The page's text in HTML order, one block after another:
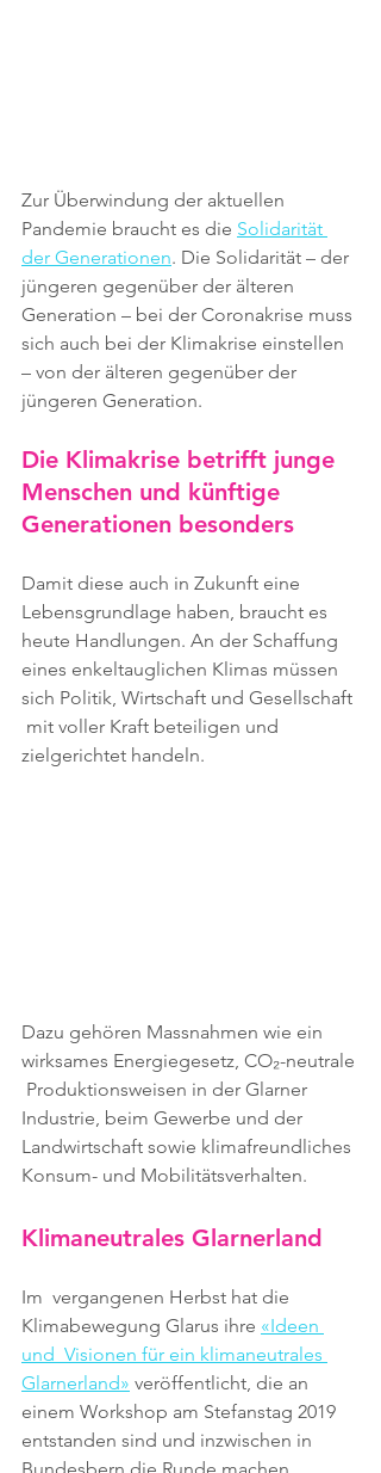
Zur Überwindung der aktuellen
Pandemie braucht es die Solidarität
der Generationen. Die Solidarität – der
jüngeren gegenüber der älteren
Generation – bei der Coronakrise muss
sich auch bei der Klimakrise einstellen
– von der älteren gegenüber der
jüngeren Generation.
Die Klimakrise betrifft junge
Menschen und künftige
Generationen besonders
Damit diese auch in Zukunft eine
Lebensgrundlage haben, braucht es
heute Handlungen. An der Schaffung
eines enkeltauglichen Klimas müssen
sich Politik, Wirtschaft und Gesellschaft
mit voller Kraft beteiligen und
zielgerichtet handeln.
Dazu gehören Massnahmen wie ein
wirksames Energiegesetz, CO₂-neutrale
Produktionsweisen in der Glarner
Industrie, beim Gewerbe und der
Landwirtschaft sowie klimafreundliches
Konsum- und Mobilitätsverhalten.
Klimaneutrales Glarnerland
Im  vergangenen Herbst hat die
Klimabewegung Glarus ihre «Ideen
und  Visionen für ein klimaneutrales
Glarnerland» veröffentlicht, die an
einem Workshop am Stefanstag 2019
entstanden sind und inzwischen in
Bundesbern die Runde machen.